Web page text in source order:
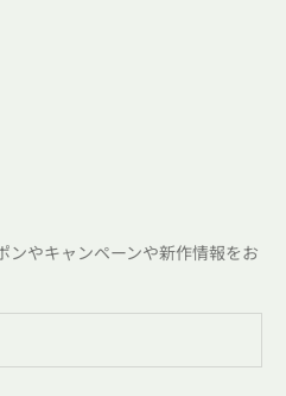
ンやキャンペーンや新作情報をお